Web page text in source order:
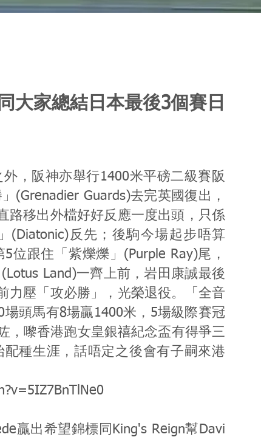
大家總結日本最後3個賽日
，阪神亦舉行1400米平磅二級賽阪
(Grenadier Guards)去完英國復出，
路移出外檔好好反應一度出頭，只係
(Diatonic)反先；後駒今場起步唔算
位跟住「紫爍爍」(Purple Ray)尾，
Land)一齊上前，岩田康誠最後
力壓「攻必勝」，光榮退役。「全音
頭馬有8場贏1400米，5場級際賽冠
，嚟香港跑女皇銀禧紀念盃有得爭三
種生涯，話唔定之後會有子嗣來港
贏出希望錦標同King's Reign幫Davi